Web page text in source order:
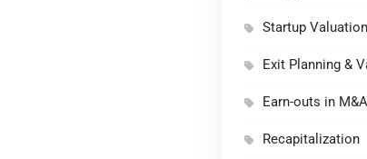
Startup Valuation
Exit Planning &
Earn-outs in
Recapitalization